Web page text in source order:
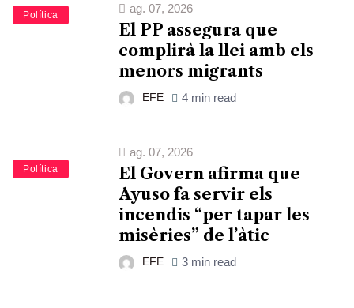
Política
ag. 07, 2026
El PP assegura que
complirà la llei amb els
menors migrants
EFE 4 min read
Política
ag. 07, 2026
El Govern afirma que
Ayuso fa servir els
incendis “per tapar les
misèries” de l’àtic
EFE 3 min read